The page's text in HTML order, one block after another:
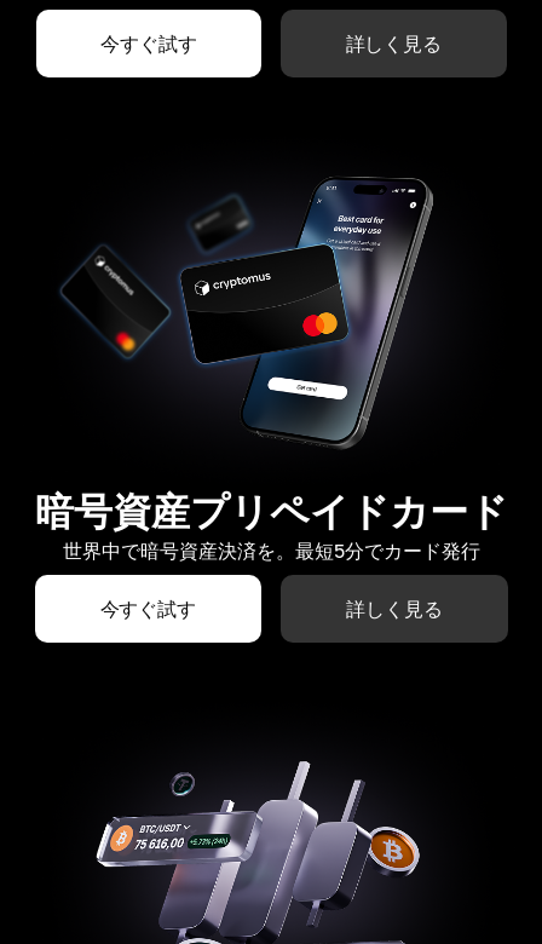
今すぐ試す 詳しく見る
暗号資産プリペイドカード
世界中で暗号資産決済を。最短5分でカード発行
今すぐ試す 詳しく見る